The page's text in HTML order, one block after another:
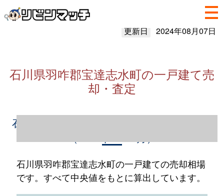
更新日 2024年08月07日
石川県羽咋郡宝達志水町の一戸建て売
却・査定
石川県羽咋郡宝達志水町の一戸建て売却情報
石川県羽咋郡宝達志水町の一戸建ての売却相場
です。すべて中央値をもとに算出しています。